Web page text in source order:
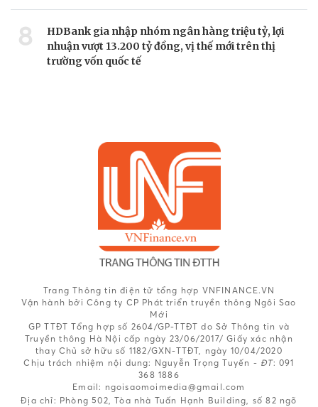
8
HDBank gia nhập nhóm ngân hàng triệu tỷ, lợi
nhuận vượt 13.200 tỷ đồng, vị thế mới trên thị
trường vốn quốc tế
Trang Thông tin điện tử tổng hợp VNFINANCE.VN
Vận hành bởi Công ty CP Phát triển truyền thông Ngôi Sao
Mới
GP TTĐT Tổng hợp số 2604/GP-TTĐT do Sở Thông tin và
Truyền thông Hà Nội cấp ngày 23/06/2017/ Giấy xác nhận
thay Chủ sở hữu số 1182/GXN-TTĐT, ngày 10/04/2020
Chịu trách nhiệm nội dung: Nguyễn Trọng Tuyến - ĐT: 091
368 1886
Email: ngoisaomoimedia@gmail.com
Địa chỉ: Phòng 502, Tòa nhà Tuấn Hạnh Building, số 82 ngõ